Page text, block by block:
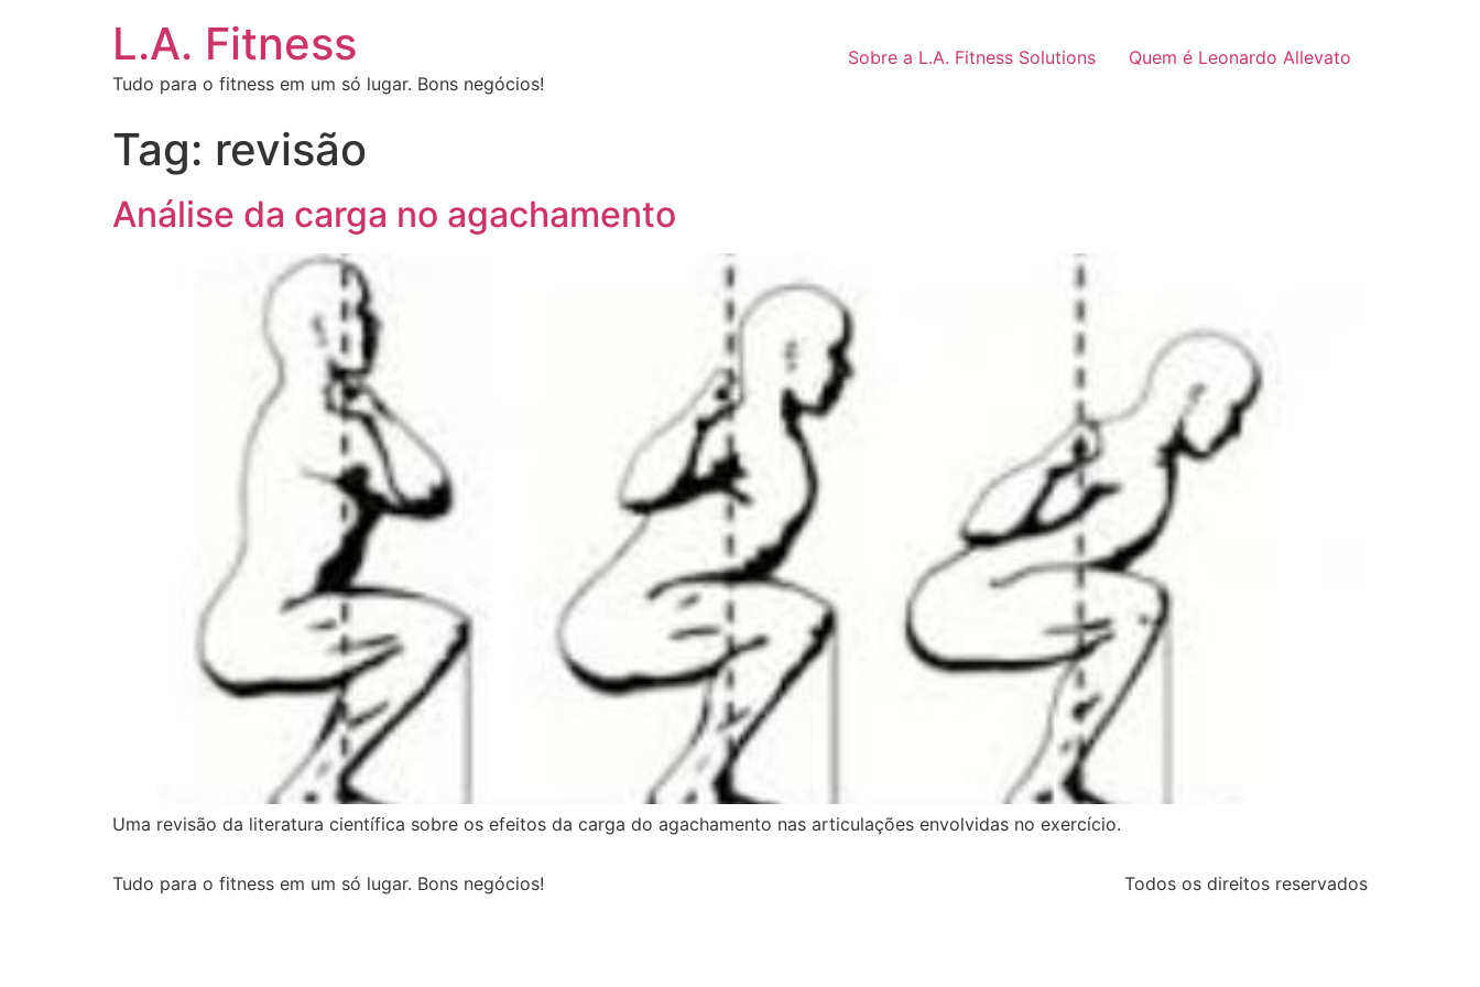
L.A. Fitness
Tudo para o fitness em um só lugar. Bons negócios!
Sobre a L.A. Fitness Solutions Quem é Leonardo Allevato
Tag: revisão
Análise da carga no agachamento
Uma revisão da literatura científica sobre os efeitos da carga do agachamento nas articulações envolvidas no exercício.
Tudo para o fitness em um só lugar. Bons negócios! Todos os direitos reservados